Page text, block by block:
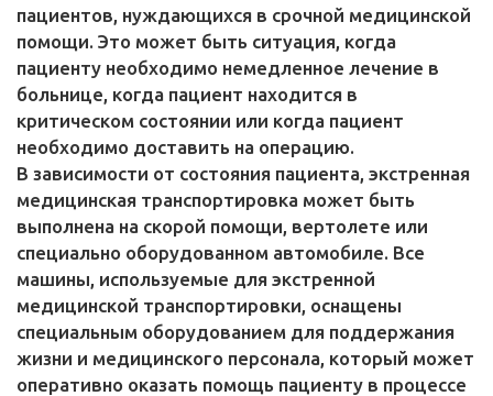
пациентов, нуждающихся в срочной медицинской
помощи. Это может быть ситуация, когда
пациенту необходимо немедленное лечение в
больнице, когда пациент находится в
критическом состоянии или когда пациент
необходимо доставить на операцию.
В зависимости от состояния пациента, экстренная
медицинская транспортировка может быть
выполнена на скорой помощи, вертолете или
специально оборудованном автомобиле. Все
машины, используемые для экстренной
медицинской транспортировки, оснащены
специальным оборудованием для поддержания
жизни и медицинского персонала, который может
оперативно оказать помощь пациенту в процессе